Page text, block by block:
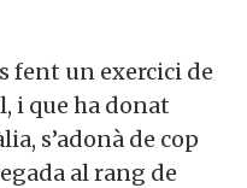
fent un exercici de
i que ha donat
s’adonà de cop
al rang de